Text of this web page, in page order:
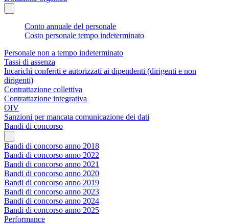
Conto annuale del personale
Costo personale tempo indeterminato
Personale non a tempo indeterminato
Tassi di assenza
Incarichi conferiti e autorizzati ai dipendenti (dirigenti e non
dirigenti)
Contrattazione collettiva
Contrattazione integrativa
OIV
Sanzioni per mancata comunicazione dei dati
Bandi di concorso
Bandi di concorso anno 2018
Bandi di concorso anno 2022
Bandi di concorso anno 2021
Bandi di concorso anno 2020
Bandi di concorso anno 2019
Bandi di concorso anno 2023
Bandi di concorso anno 2024
Bandi di concorso anno 2025
Performance